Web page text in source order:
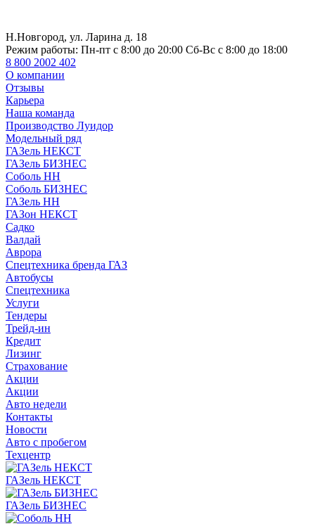
Н.Новгород, ул. Ларина д. 18
Режим работы: Пн-пт с 8:00 до 20:00 Сб-Вс с 8:00 до 18:00
8 800 2002 402
О компании
Отзывы
Карьера
Наша команда
Производство Луидор
Модельный ряд
ГАЗель НЕКСТ
ГАЗель БИЗНЕС
Соболь НН
Соболь БИЗНЕС
ГАЗель НН
ГАЗон НЕКСТ
Садко
Валдай
Аврора
Спецтехника бренда ГАЗ
Автобусы
Спецтехника
Услуги
Тендеры
Трейд-ин
Кредит
Лизинг
Страхование
Акции
Акции
Авто недели
Контакты
Новости
Авто с пробегом
Техцентр
ГАЗель НЕКСТ
ГАЗель БИЗНЕС